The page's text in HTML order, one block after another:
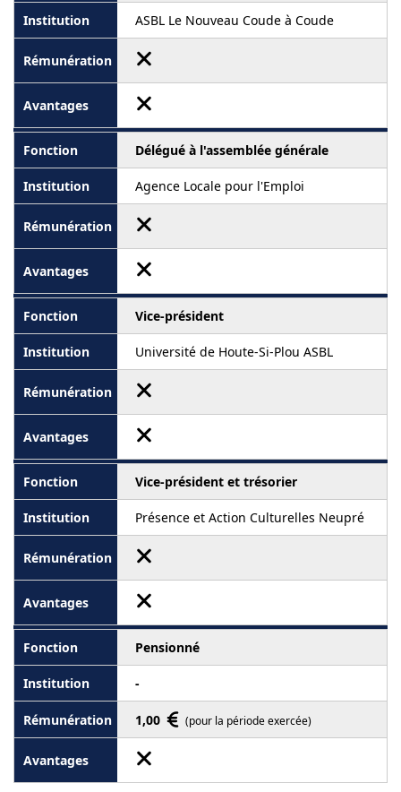
ASBL Le Nouveau Coude à Coude
Délégué à l'assemblée générale
Agence Locale pour l'Emploi
Vice-président
Université de Houte-Si-Plou ASBL
Vice-président et trésorier
Présence et Action Culturelles Neupré
Pensionné
-
1,00 (pour la période exercée)